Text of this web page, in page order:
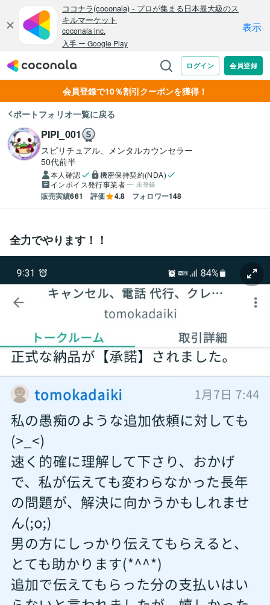
会員登録で10％割引クーポンを獲得！
ポートフォリオ一覧に戻る
PIPI_001
スピリチュアル、メンタルカウンセラー
50代前半
本人確認
機密保持契約(NDA)
インボイス発行事業者
未登録
販売実績661 評価 4.8 フォロワー148
全力でやります！！